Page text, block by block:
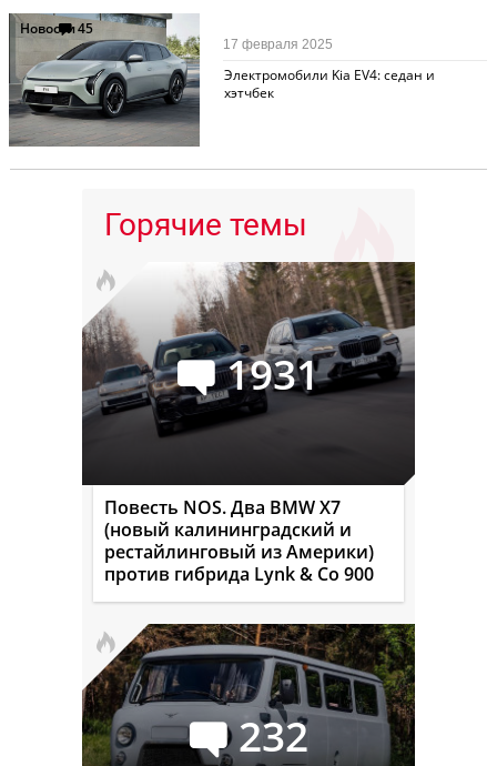
Новости45
Электромобили Kia EV4: седан и
хэтчбек
17 февраля 2025
Горячие темы
1931
Повесть NOS. Два BMW X7
(новый калининградский и
рестайлинговый из Америки)
против гибрида Lynk & Co 900
232